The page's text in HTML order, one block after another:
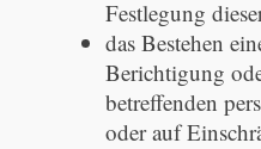
Festlegung
das Bestehen
Berichtigung
betreffenden
oder auf